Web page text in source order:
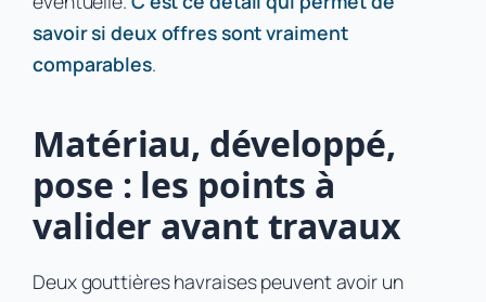
savoir si deux offres sont vraiment
comparables.
Matériau, développé,
pose : les points à
valider avant travaux
Deux gouttières havraises peuvent avoir un